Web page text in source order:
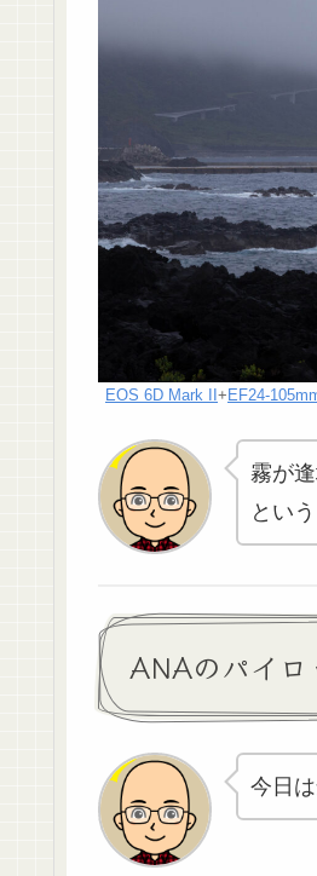
EOS 6D Mark II + EF24-
霧が
とい
ANAのパイ
今日